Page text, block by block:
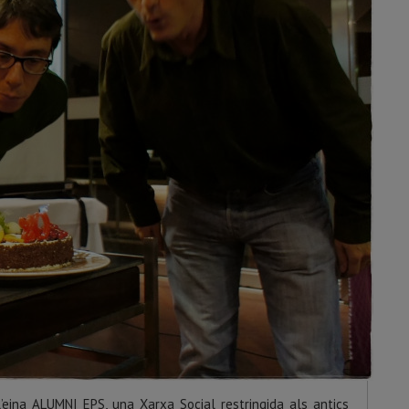
ALUMNI EPS, una Xarxa Social restringida als antics